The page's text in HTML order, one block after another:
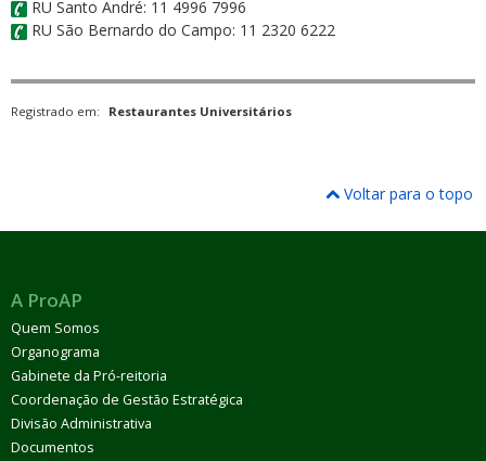
RU Santo André: 11 4996 7996
RU São Bernardo do Campo: 11 2320 6222
Registrado em: Restaurantes Universitários
Voltar para o topo
A ProAP
Quem Somos
Organograma
Gabinete da Pró-reitoria
Coordenação de Gestão Estratégica
Divisão Administrativa
Documentos